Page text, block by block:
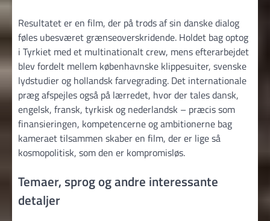
Resultatet er en film, der på trods af sin danske dialog
føles ubesværet grænseoverskridende. Holdet bag optog
i Tyrkiet med et multinationalt crew, mens efterarbejdet
blev fordelt mellem københavnske klippesuiter, svenske
lydstudier og hollandsk farvegrading. Det internationale
præg afspejles også på lærredet, hvor der tales dansk,
engelsk, fransk, tyrkisk og nederlandsk – præcis som
finansieringen, kompetencerne og ambitionerne bag
kameraet tilsammen skaber en film, der er lige så
kosmopolitisk, som den er kompromisløs.
Temaer, sprog og andre interessante
detaljer